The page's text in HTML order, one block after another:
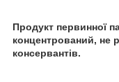
Продукт первинної
концентрований, не
консервантів.